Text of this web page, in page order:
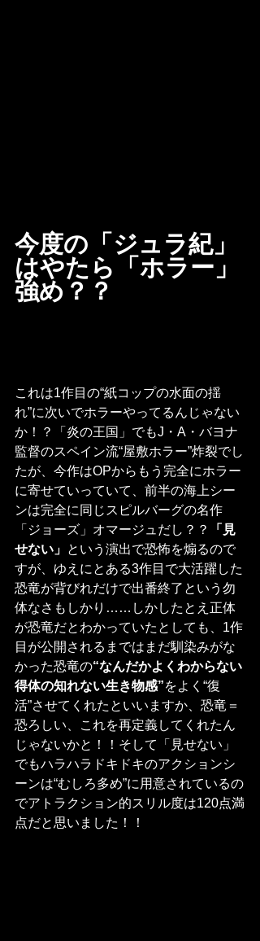
今度の「ジュラ紀」
はやたら「ホラー」
強め？？
これは1作目の“紙コップの水面の揺
れ”に次いでホラーやってるんじゃない
か！？「炎の王国」でもJ・A・バヨナ
監督のスペイン流“屋敷ホラー”炸裂でし
たが、今作はOPからもう完全にホラー
に寄せていっていて、前半の海上シー
ンは完全に同じスピルバーグの名作
「ジョーズ」オマージュだし？？
「見
せない」 という演出で恐怖を煽るので
すが、ゆえにとある3作目で大活躍した
恐竜が背びれだけで出番終了という勿
体なさもしかり……しかしたとえ正体
が恐竜だとわかっていたとしても、1作
目が公開されるまではまだ馴染みがな
かった恐竜の“なんだかよくわからない
得体の知れない生き物感”をよく“復
活”させてくれたといいますか、恐竜＝
恐ろしい、これを再定義してくれたん
じゃないかと！！そして「見せない」
でもハラハラドキドキのアクションシ
ーンは“むしろ多め”に用意されているの
でアトラクション的スリル度は120点満
点だと思いました！！